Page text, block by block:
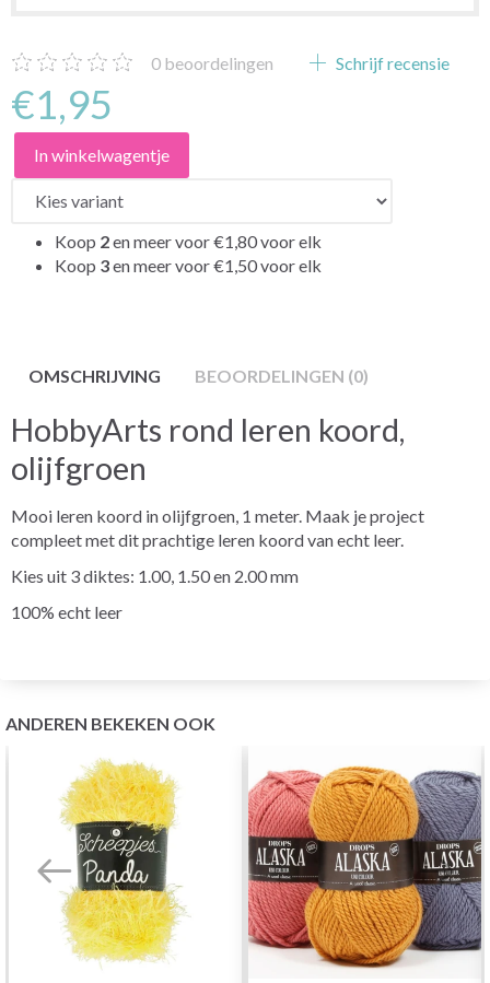
0 beoordelingen Schrijf recensie
€1,95
In winkelwagentje
Koop 2en meer voor€1,80voor elk
Koop 3en meer voor€1,50voor elk
OMSCHRIJVING BEOORDELINGEN (0)
HobbyArts rond leren koord,
olijfgroen
Mooi leren koord in olijfgroen, 1 meter. Maak je project
compleet met dit prachtige leren koord van echt leer.
Kies uit 3 diktes: 1.00, 1.50 en 2.00 mm
100% echt leer
ANDEREN BEKEKEN OOK